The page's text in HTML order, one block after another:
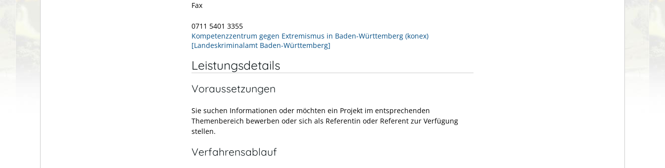
Fax
0711 5401 3355
Kompetenzzentrum gegen Extremismus in Baden-Württemberg (konex)
[Landeskriminalamt Baden-Württemberg]
Leistungsdetails
Voraussetzungen
Sie suchen Informationen oder möchten ein Projekt im entsprechenden
Themenbereich bewerben oder sich als Referentin oder Referent zur Verfügung
stellen.
Verfahrensablauf